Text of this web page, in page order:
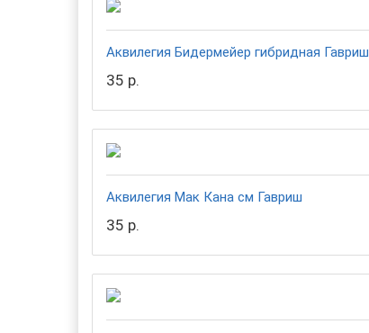
Аквилегия Бидермейер гибридная Гавриш
35 р.
Аквилегия Мак Кана см Гавриш
35 р.